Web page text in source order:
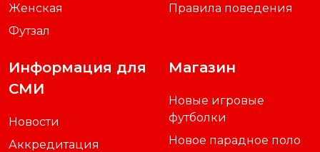
Женская
Футзал
Правила поведения
Информация для
СМИ
Новости
Аккредитация
Магазин
Новые игровые
футболки
Новое парадное поло